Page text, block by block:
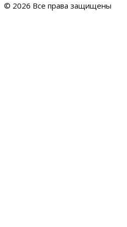
© 2026 Все права защищены